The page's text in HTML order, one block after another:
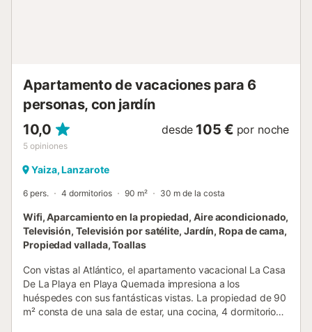
cafetera, tostadora, hervidor y e...
Apartamento de vacaciones para 6
personas, con jardín
10,0
5 opiniones
desde 105 € por noche
Yaiza, Lanzarote
6 pers. 4 dormitorios 90 m² 30 m de la costa
Wifi, Aparcamiento en la propiedad, Aire acondicionado,
Televisión, Televisión por satélite, Jardín, Ropa de cama,
Propiedad vallada, Toallas
Con vistas al Atlántico, el apartamento vacacional La Casa
De La Playa en Playa Quemada impresiona a los
huéspedes con sus fantásticas vistas. La propiedad de 90
m² consta de una sala de estar, una cocina, 4 dormitorios